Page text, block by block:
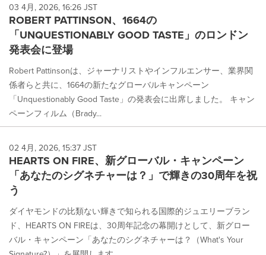
03 4月, 2026, 16:26 JST
ROBERT PATTINSON、1664の
「UNQUESTIONABLY GOOD TASTE」のロンドン
発表会に登場
Robert Pattinsonは、ジャーナリストやインフルエンサー、業界関
係者らと共に、1664の新たなグローバルキャンペーン
「Unquestionably Good Taste」の発表会に出席しました。 キャン
ペーンフィルム（Brady...
02 4月, 2026, 15:37 JST
HEARTS ON FIRE、新グローバル・キャンペーン
「あなたのシグネチャーは？」で輝きの30周年を祝
う
ダイヤモンドの比類ない輝きで知られる国際的ジュエリーブラン
ド、HEARTS ON FIREは、30周年記念の幕開けとして、新グロー
バル・キャンペーン「あなたのシグネチャーは？（What's Your